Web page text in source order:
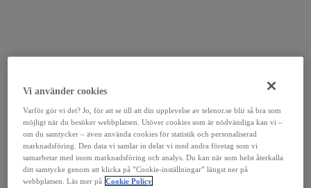
Vi använder cookies
Varför gör vi det? Jo, för att se till att din upplevelse av telenor.se blir så bra som
möjligt när du besöker webbplatsen. Utöver cookies som är nödvändiga kan vi –
om du samtycker – även använda cookies för statistik och personaliserad
marknadsföring. Den data vi samlar in delar vi med andra företag som vi
samarbetar med inom marknadsföring och analys. Du kan när som helst återkalla
ditt samtycke genom att klicka på ”Cookie-inställningar” längst ner på
webbplatsen. Läs mer på Cookie Policy